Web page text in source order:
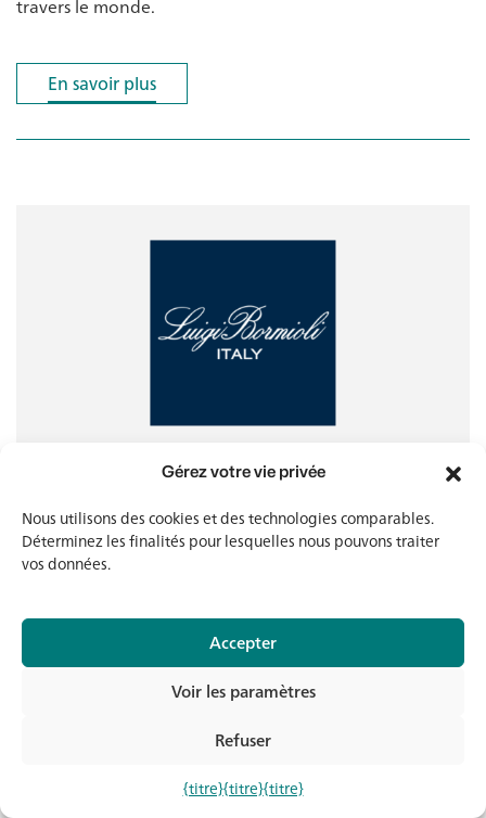
Gérez votre vie privée
Nous utilisons des cookies et des technologies comparables.
Déterminez les finalités pour lesquelles nous pouvons traiter
vos données.
Accepter
Refuser
Voir les paramètres
{titre}{titre}{titre}
travers le monde.
En savoir plus
En savoir plus
La manufacture de verre Luigi Bormioli a pour ambition
d'allier le design italien aux technologies de fabrication
En savoir plus
En savoir plus